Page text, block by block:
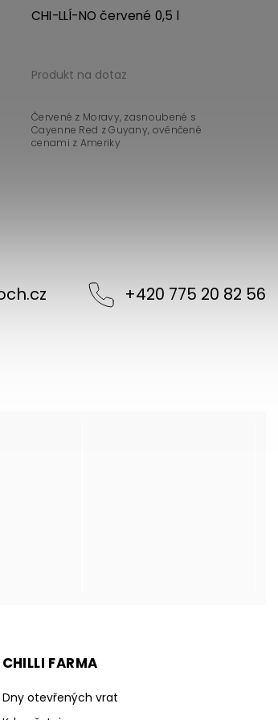
CHI-LLÍ-NO červené 0,5 l
Produkt na dotaz
Červené z Moravy, zasnoubené s
Cayenne Red z Guyany, ověnčené
cenami z Ameriky
+420 775 20 82 56
CHILLI FARMA
Dny otevřených vrat